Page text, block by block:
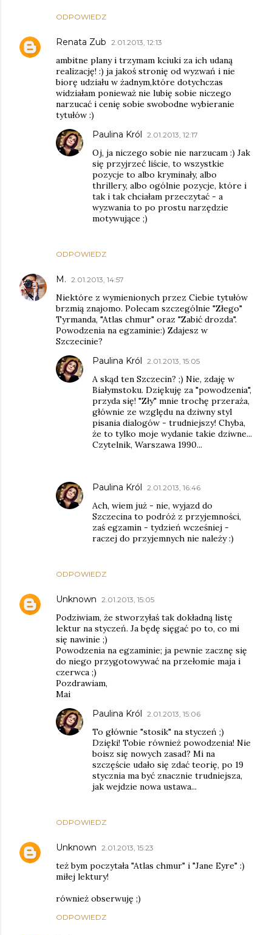
ODPOWIEDZ
Renata Zub 2.01.2013, 12:13
ambitne plany i trzymam kciuki za ich udaną
realizację! :) ja jakoś stronię od wyzwań i nie
biorę udziału w żadnym,które dotychczas
widziałam ponieważ nie lubię sobie niczego
narzucać i cenię sobie swobodne wybieranie
tytułów :)
ODPOWIEDZ
Paulina Król 2.01.2013, 12:17
Oj, ja niczego sobie nie narzucam :) Jak
się przyjrzeć liście, to wszystkie
pozycje to albo kryminały, albo
thrillery, albo ogólnie pozycje, które i
tak i tak chciałam przeczytać - a
wyzwania to po prostu narzędzie
motywujące ;)
M. 2.01.2013, 14:57
Niektóre z wymienionych przez Ciebie tytułów
brzmią znajomo. Polecam szczególnie "Złego"
Tyrmanda, "Atlas chmur" oraz "Zabić drozda".
Powodzenia na egzaminie:) Zdajesz w
Szczecinie?
ODPOWIEDZ
Paulina Król 2.01.2013, 15:05
A skąd ten Szczecin? ;) Nie, zdaję w
Białymstoku. Dziękuję za "powodzenia",
przyda się! "Zły" mnie trochę przeraża,
głównie ze względu na dziwny styl
pisania dialogów - trudniejszy! Chyba,
że to tylko moje wydanie takie dziwne...
Czytelnik, Warszawa 1990...
Paulina Król 2.01.2013, 16:46
Ach, wiem już - nie, wyjazd do
Szczecina to podróż z przyjemności,
zaś egzamin - tydzień wcześniej -
raczej do przyjemnych nie należy :)
Unknown 2.01.2013, 15:05
Podziwiam, że stworzyłaś tak dokładną listę
lektur na styczeń. Ja będę sięgać po to, co mi
się nawinie ;)
Powodzenia na egzaminie; ja pewnie zacznę się
do niego przygotowywać na przełomie maja i
czerwca ;)
Pozdrawiam,
Mai
ODPOWIEDZ
Paulina Król 2.01.2013, 15:06
To głównie "stosik" na styczeń ;)
Dzięki! Tobie również powodzenia! Nie
boisz się nowych zasad? Mi na
szczęście udało się zdać teorię, po 19
stycznia ma być znacznie trudniejsza,
jak wejdzie nowa ustawa...
Unknown 2.01.2013, 15:23
też bym poczytała "Atlas chmur" i "Jane Eyre" :)
miłej lektury!
również obserwuję ;)
ODPOWIEDZ